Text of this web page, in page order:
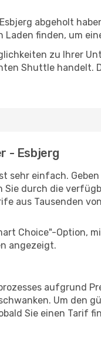
abgeholt
Laden finden, um
zu Ihrer
Shuttle
- Esbjerg
sehr einfach.
durch die
aus Tausenden
Choice"-Option,
angezeigt.
aufgrund
Um den
Sie einen Tarif